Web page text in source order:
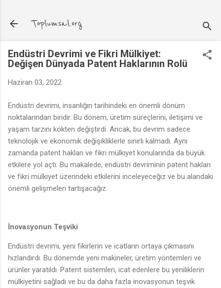
Toplumsal.org
Endüstri Devrimi ve Fikri Mülkiyet:
Değişen Dünyada Patent Haklarının Rolü
Haziran 03, 2022
Endüstri devrimi, insanlığın tarihindeki en önemli dönüm
noktalarından biridir. Bu dönem, üretim süreçlerini, iletişimi ve
yaşam tarzını kökten değiştirdi. Ancak, bu devrim sadece
teknolojik ve ekonomik değişikliklerle sınırlı kalmadı. Aynı
zamanda patent hakları ve fikri mülkiyet konularında da büyük
etkilere yol açtı. Bu makalede, endüstri devriminin patent hakları
ve fikri mülkiyet üzerindeki etkilerini inceleyeceğiz ve bu alandaki
önemli gelişmeleri tartışacağız.
İnovasyonun Teşviki
Endüstri devrimi, yeni fikirlerin ve icatların ortaya çıkmasını
hızlandırdı. Bu dönemde yeni makineler, üretim yöntemleri ve
ürünler yaratıldı. Patent sistemleri, icat edenlere bu yeniliklerin
mülkiyetini sağladı ve bu da daha fazla inovasyonun teşvik